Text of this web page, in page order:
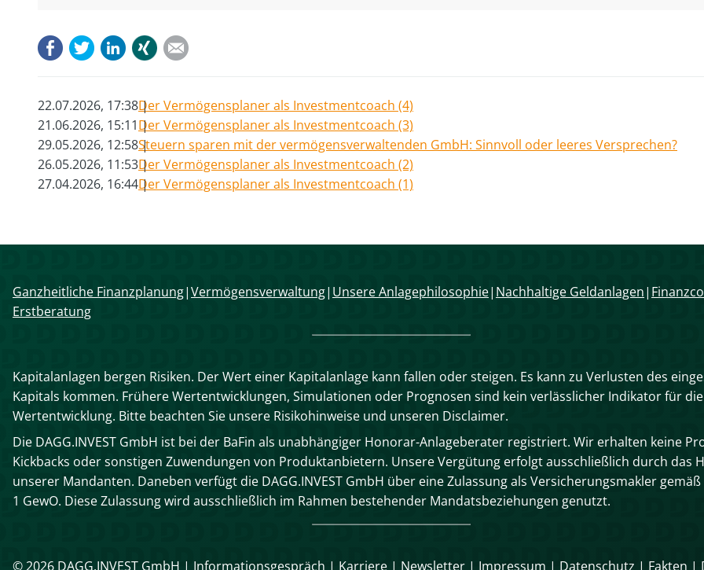
FacebookTwitterLinkedIn
Xing
22.07.2026, 17:38Der Vermögensplaner als Investmentcoach (4)
21.06.2026, 15:11Der Vermögensplaner als Investmentcoach (3)
29.05.2026, 12:58Steuern sparen mit der vermögensverwaltenden GmbH: Sinnvoll oder leeres Versprechen?
26.05.2026, 11:53Der Vermögensplaner als Investmentcoach (2)
27.04.2026, 16:44Der Vermögensplaner als Investmentcoach (1)
Navigation
überspringen
Ganzheitliche Finanzplanung Vermögensverwaltung Unsere Anlagephilosophie Nachhaltige Geldanlagen
Erstberatung
Kapitalanlagen bergen Risiken. Der Wert einer Kapitalanlage kann fallen oder steigen. Es kann zu Verlusten des
Kapitals kommen. Frühere Wertentwicklungen, Simulationen oder Prognosen sind kein verlässlicher Indikator für
Wertentwicklung. Bitte beachten Sie unsere Risikohinweise und unseren Disclaimer.
Die DAGG.INVEST GmbH ist bei der BaFin als unabhängiger Honorar-Anlageberater registriert. Wir erhalten keine
Kickbacks oder sonstigen Zuwendungen von Produktanbietern. Unsere Vergütung erfolgt ausschließlich durch das
unserer Mandanten. Daneben verfügt die DAGG.INVEST GmbH über eine Zulassung als Versicherungsmakler gemäß
1 GewO. Diese Zulassung wird ausschließlich im Rahmen bestehender Mandatsbeziehungen genutzt.
© 2026 DAGG.INVEST GmbH | Informationsgespräch | Karriere | Newsletter | Impressum | Datenschutz | Fakten |